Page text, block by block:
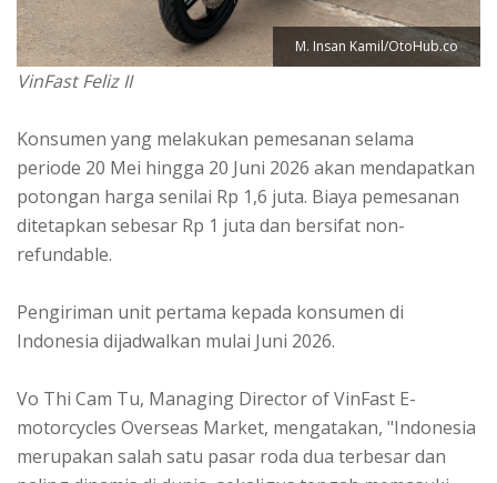
M. Insan Kamil/OtoHub.co
VinFast Feliz II
Konsumen yang melakukan pemesanan selama
periode 20 Mei hingga 20 Juni 2026 akan mendapatkan
potongan harga senilai Rp 1,6 juta. Biaya pemesanan
ditetapkan sebesar Rp 1 juta dan bersifat non-
refundable.
Pengiriman unit pertama kepada konsumen di
Indonesia dijadwalkan mulai Juni 2026.
Vo Thi Cam Tu, Managing Director of VinFast E-
motorcycles Overseas Market, mengatakan, "Indonesia
merupakan salah satu pasar roda dua terbesar dan